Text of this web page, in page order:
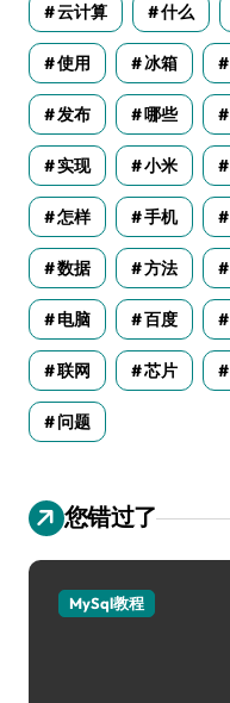
云计算 什么
使用 冰箱
发布 哪些
实现 小米
怎样 手机
数据 方法
电脑 百度
联网 芯片
问题
您错过了
MySql教程